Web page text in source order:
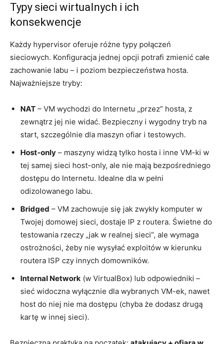
Typy sieci wirtualnych i ich
konsekwencje
Każdy hypervisor oferuje różne typy połączeń
sieciowych. Konfiguracja jednej opcji potrafi zmienić całe
zachowanie labu – i poziom bezpieczeństwa hosta.
Najważniejsze tryby:
NAT – VM wychodzi do Internetu „przez” hosta, z
zewnątrz jej nie widać. Bezpieczny i wygodny tryb na
start, szczególnie dla maszyn ofiar i testowych.
Host‑only – maszyny widzą tylko hosta i inne VM-ki w
tej samej sieci host-only, ale nie mają bezpośredniego
dostępu do Internetu. Idealne dla w pełni
odizolowanego labu.
Bridged – VM zachowuje się jak zwykły komputer w
Twojej domowej sieci, dostaje IP z routera. Świetne do
testowania rzeczy „jak w realnej sieci”, ale wymaga
ostrożności, żeby nie wysyłać exploitów w kierunku
routera ISP czy innych domowników.
Internal Network (w VirtualBox) lub odpowiedniki –
sieć widoczna wyłącznie dla wybranych VM-ek, nawet
host do niej nie ma dostępu (chyba że dodasz drugą
kartę w innej sieci).